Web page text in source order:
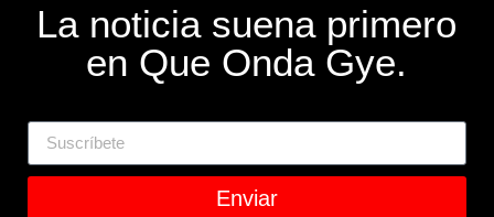
La noticia suena primero
en Que Onda Gye.
Enviar